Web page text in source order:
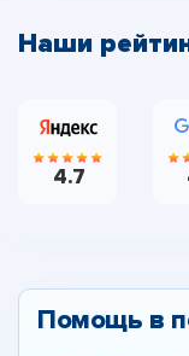
Наши
4.7
Помощь в